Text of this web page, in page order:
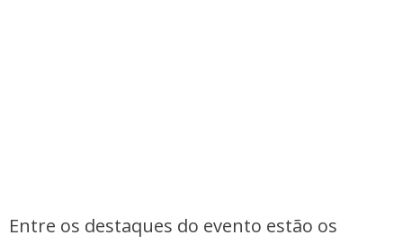
Entre os destaques do evento estão os